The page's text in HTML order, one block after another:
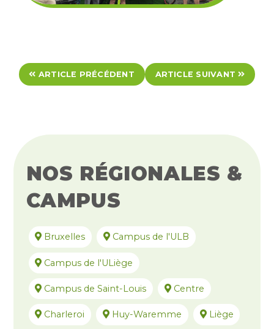
ARTICLE PRÉCÉDENT ARTICLE SUIVANT
NOS RÉGIONALES &
CAMPUS
Bruxelles Campus de l'ULB
Campus de l'ULiège
Campus de Saint-Louis Centre
Charleroi Huy-Waremme Liège